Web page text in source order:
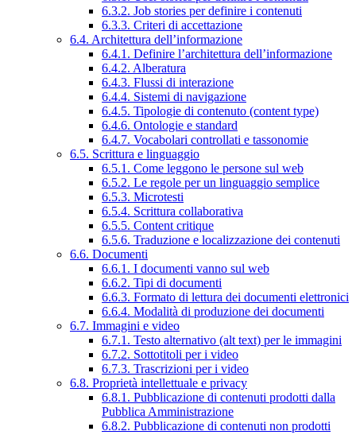
6.3.2. Job stories per definire i contenuti
6.3.3. Criteri di accettazione
6.4. Architettura dell’informazione
6.4.1. Definire l’architettura dell’informazione
6.4.2. Alberatura
6.4.3. Flussi di interazione
6.4.4. Sistemi di navigazione
6.4.5. Tipologie di contenuto (content type)
6.4.6. Ontologie e standard
6.4.7. Vocabolari controllati e tassonomie
6.5. Scrittura e linguaggio
6.5.1. Come leggono le persone sul web
6.5.2. Le regole per un linguaggio semplice
6.5.3. Microtesti
6.5.4. Scrittura collaborativa
6.5.5. Content critique
6.5.6. Traduzione e localizzazione dei contenuti
6.6. Documenti
6.6.1. I documenti vanno sul web
6.6.2. Tipi di documenti
6.6.3. Formato di lettura dei documenti elettronici
6.6.4. Modalità di produzione dei documenti
6.7. Immagini e video
6.7.1. Testo alternativo (alt text) per le immagini
6.7.2. Sottotitoli per i video
6.7.3. Trascrizioni per i video
6.8. Proprietà intellettuale e privacy
6.8.1. Pubblicazione di contenuti prodotti dalla
Pubblica Amministrazione
6.8.2. Pubblicazione di contenuti non prodotti